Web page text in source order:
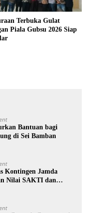
Terbuka Gulat
Piala Gubsu 2026 Siap
Bantuan bagi
di Sei Bamban
Kontingen Jamda
Nilai SAKTI dan